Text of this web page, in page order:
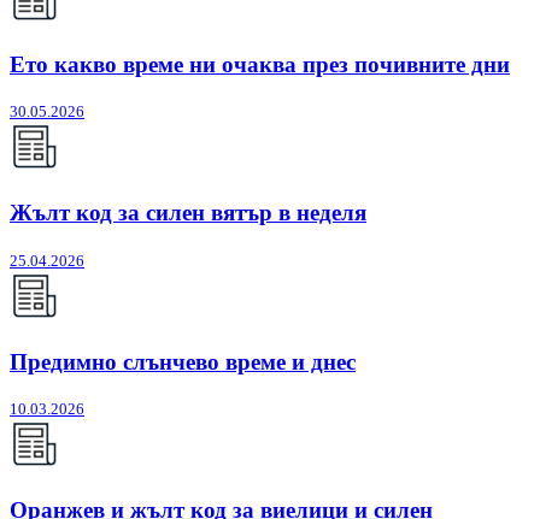
Ето какво време ни очаква през почивните дни
30.05.2026
Жълт код за силен вятър в неделя
25.04.2026
Предимно слънчево време и днес
10.03.2026
Оранжев и жълт код за виелици и силен